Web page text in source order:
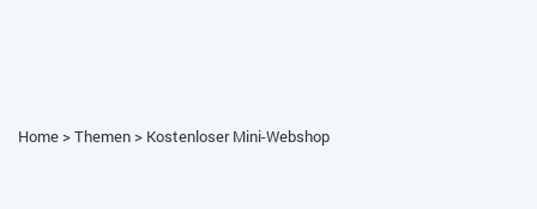
Home>Themen> Kostenloser Mini-Webshop